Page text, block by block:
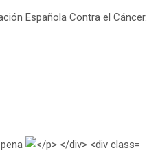
Española Contra el Cáncer.